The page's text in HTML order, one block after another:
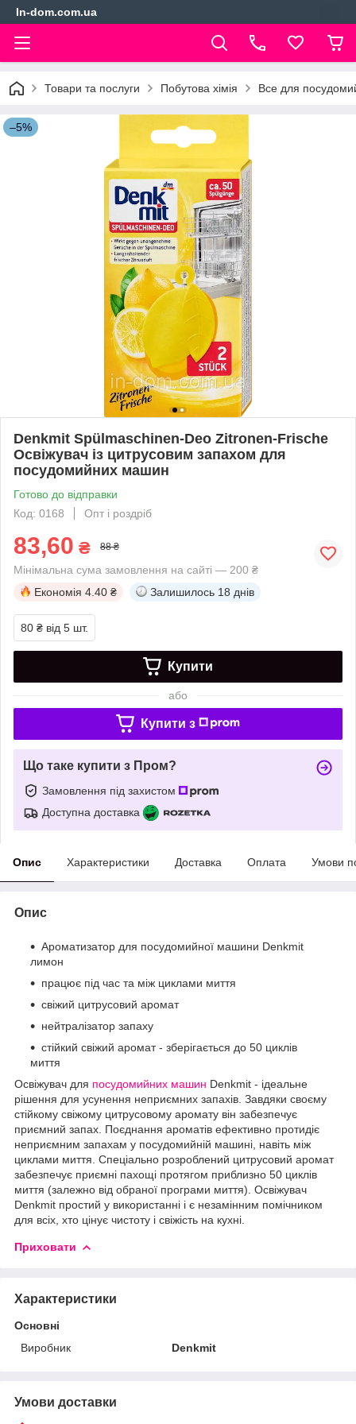
In-dom.com.ua
Товари та послуги Побутова хімія Все для
–5%
Denkmit Spülmaschinen-Deo Zitronen-Frische
Освіжувач із цитрусовим запахом для
посудомийних машин
Готово до відправки
Код: 0168
Опт і роздріб
83,60 ₴ 88 ₴
Мінімальна сума замовлення на сайті — 200 ₴
Економія 4.40 ₴ Залишилось 18 днів
80 ₴ від 5 шт.
Купити
або
Купити з
Що таке купити з Пром?
Замовлення під захистом
Доступна доставка
Опис Характеристики Доставка Оплата Умови
Опис
Ароматизатор для посудомийної машини Denkmit
лимон
працює під час та між циклами миття
свіжий цитрусовий аромат
нейтралізатор запаху
стійкий свіжий аромат - зберігається до 50 циклів
миття
Освіжувач для посудомийних машин Denkmit - ідеальне
рішення для усунення неприємних запахів. Завдяки своєму
стійкому свіжому цитрусовому аромату він забезпечує
приємний запах. Поєднання ароматів ефективно протидіє
неприємним запахам у посудомийній машині, навіть між
циклами миття. Спеціально розроблений цитрусовий аромат
забезпечує приємні пахощі протягом приблизно 50 циклів
миття (залежно від обраної програми миття). Освіжувач
Denkmit простий у використанні і є незамінним помічником
для всіх, хто цінує чистоту і свіжість на кухні.
Приховати
Характеристики
Основні
Виробник
Denkmit
Умови доставки